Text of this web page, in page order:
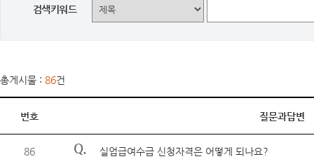
검색키워드
총게시물 : 86건
번호 질문과답변
86 Q. 실업급여수급 신청자격은 어떻게 되나요?